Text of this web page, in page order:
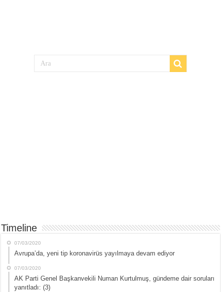
Timeline
07/03/2020
Avrupa’da, yeni tip koronavirüs yayılmaya devam ediyor
07/03/2020
AK Parti Genel Başkanvekili Numan Kurtulmuş, gündeme dair soruları
yanıtladı: (3)